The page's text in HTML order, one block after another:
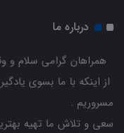
درباره ما
همراهان گرامی سلام و
از اینکه با ما بسوی
مسروریم .
سعی و تلاش ما تهیه